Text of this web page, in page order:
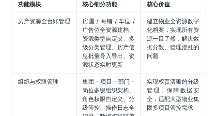
功能模块 核心细分功能 核心价值
房产资源全台账管理
房屋 / 商铺 / 车位 /
广告位全资源建档、
资源类型自定义、多
级分类管理、房产信
息批量导入导出、资
源状态实时更新
建立物业全资源数字
化档案，实现所有资
源一目了然，解决数
据分散、管理混乱的
问题
组织与权限管理
集团 - 项目 - 部门 -
岗位多级组织架构、
角色权限自定义、分
级管控、操作日志全
实现权责清晰的分级
管理，保障数据安
全，适配大型物业集
团多项目管控需求